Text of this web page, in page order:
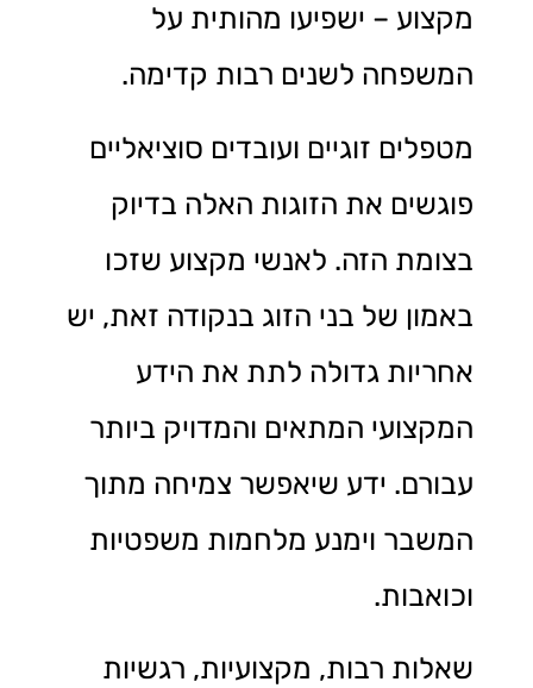
מקצוע – ישפיעו מהותית על
המשפחה לשנים רבות קדימה.
מטפלים זוגיים ועובדים סוציאליים
פוגשים את הזוגות האלה בדיוק
בצומת הזה. לאנשי מקצוע שזכו
באמון של בני הזוג בנקודה זאת, יש
אחריות גדולה לתת את הידע
המקצועי המתאים והמדויק ביותר
עבורם. ידע שיאפשר צמיחה מתוך
המשבר וימנע מלחמות משפטיות
וכואבות.
שאלות רבות, מקצועיות, רגשיות